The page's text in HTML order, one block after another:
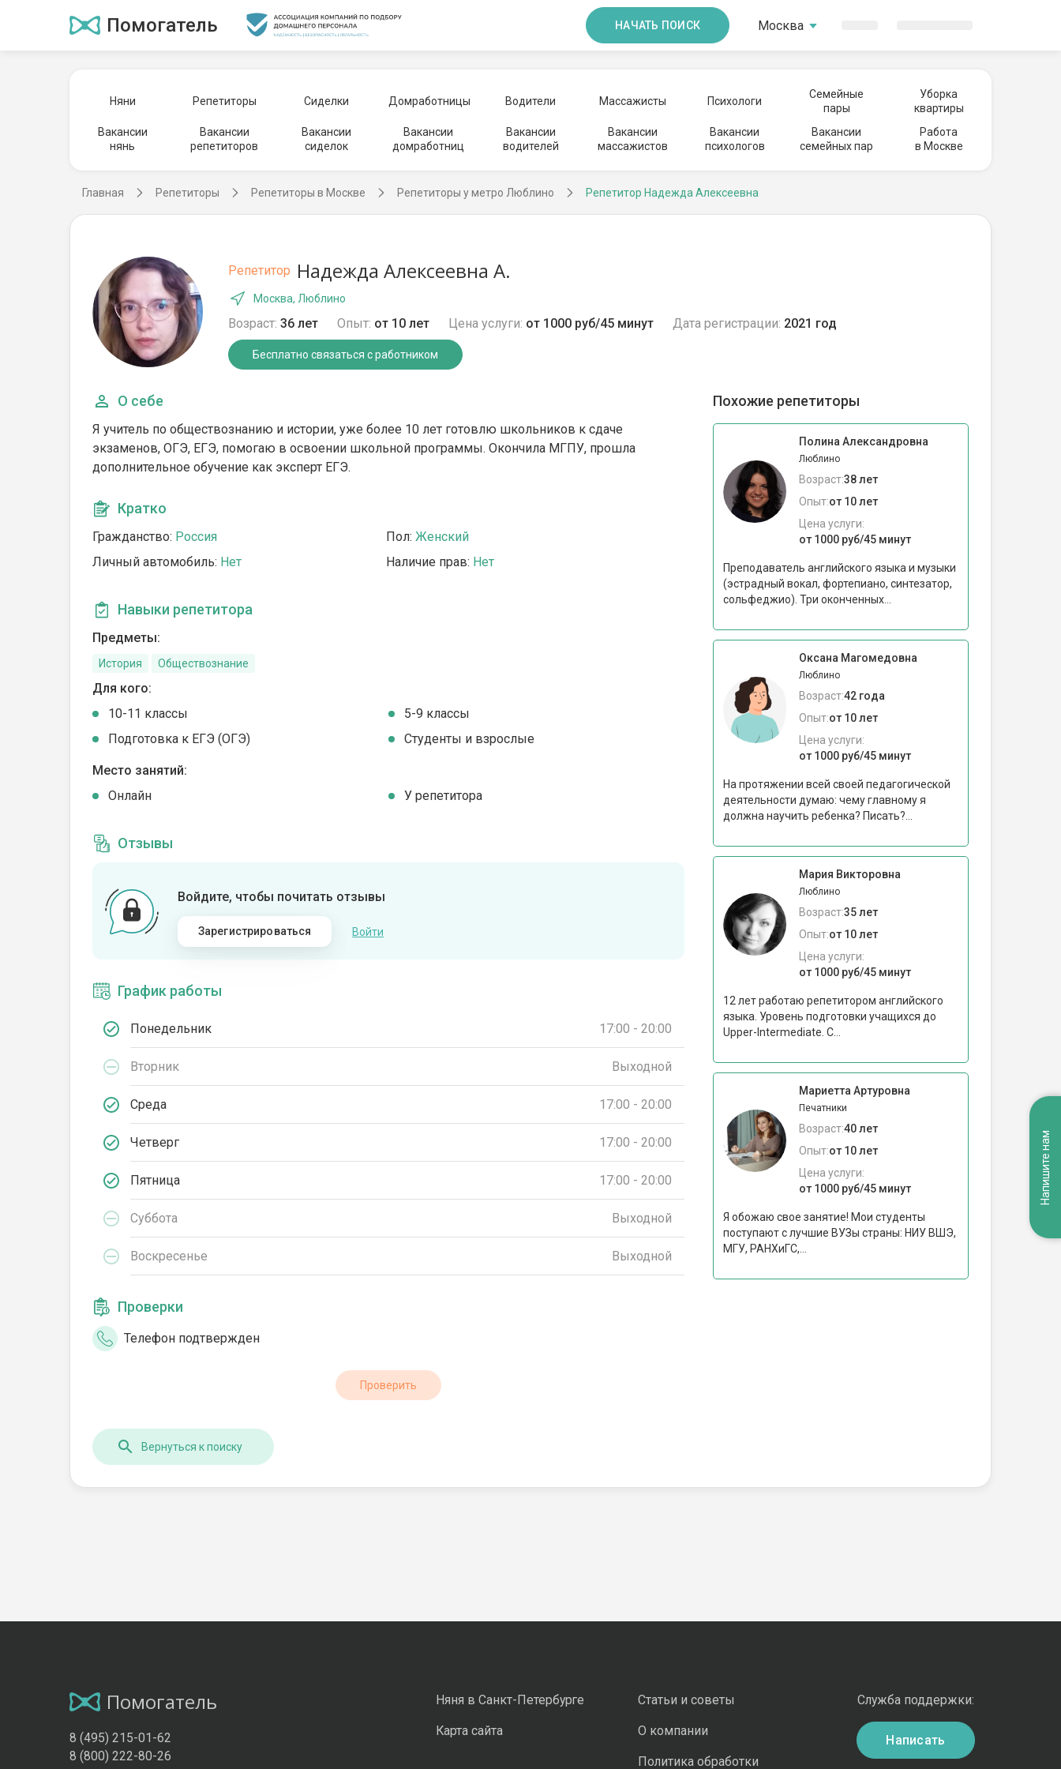
Помогатель НАЧАТЬ ПОИСК Москва
Няни Репетиторы Сиделки Домработницы Водители Массажисты Психологи
Семейные
пары
Уборка
квартиры
Вакансии
нянь
Вакансии
репетиторов
Вакансии
сиделок
Вакансии
домработниц
Вакансии
водителей
Вакансии
массажистов
Вакансии
психологов
Вакансии
семейных пар
Работа
в Москве
Главная Репетиторы Репетиторы в Москве Репетиторы у метро Люблино Репетитор Надежда Алексеевна
Репетитор Надежда Алексеевна А.
Москва, Люблино
Возраст: 36 лет Опыт: от 10 лет Цена услуги: от 1000 руб/45 минут Дата регистрации: 2021 год
Бесплатно связаться с работником
О себе
Я учитель по обществознанию и истории, уже более 10 лет готовлю школьников к сдаче
экзаменов, ОГЭ, ЕГЭ, помогаю в освоении школьной программы. Окончила МГПУ, прошла
дополнительное обучение как эксперт ЕГЭ.
Кратко
Гражданство: Россия Пол: Женский
Личный автомобиль: Нет Наличие прав: Нет
Навыки репетитора
Предметы:
История Обществознание
Для кого:
10-11 классы
5-9 классы
Подготовка к ЕГЭ (ОГЭ)
Студенты и взрослые
Место занятий:
Онлайн
У репетитора
Отзывы
Войдите, чтобы почитать отзывы
Зарегистрироваться Войти
График работы
Понедельник 17:00 - 20:00
Вторник Выходной
Среда 17:00 - 20:00
Четверг 17:00 - 20:00
Пятница 17:00 - 20:00
Суббота Выходной
Воскресенье Выходной
Проверки
Телефон подтвержден
Проверить
Похожие репетиторы
Полина Александровна
Люблино
Возраст:38 лет
Опыт:от 10 лет
Цена услуги:
от 1000 руб/45 минут
Преподаватель английского языка и музыки
(эстрадный вокал, фортепиано, синтезатор,
сольфеджио). Три оконченных...
Оксана Магомедовна
Люблино
Возраст:42 года
Опыт:от 10 лет
Цена услуги:
от 1000 руб/45 минут
На протяжении всей своей педагогической
деятельности думаю: чему главному я
должна научить ребенка? Писать?...
Мария Викторовна
Люблино
Возраст:35 лет
Опыт:от 10 лет
Цена услуги:
от 1000 руб/45 минут
12 лет работаю репетитором английского
языка. Уровень подготовки учащихся до
Upper-Intermediate. С...
Мариетта Артуровна
Печатники
Возраст:40 лет
Опыт:от 10 лет
Цена услуги:
от 1000 руб/45 минут
Я обожаю свое занятие! Мои студенты
поступают с лучшие ВУЗы страны: НИУ ВШЭ,
МГУ, РАНХиГС,...
Вернуться к поиску
Помогатель
8 (495) 215-01-62
8 (800) 222-80-26
Няня в Санкт-Петербурге
Карта сайта
Статьи и советы
О компании
Политика обработки
Служба поддержки:
Написать
Напишите нам